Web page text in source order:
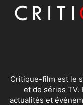
Critique-film est le
et de séries TV.
actualités et